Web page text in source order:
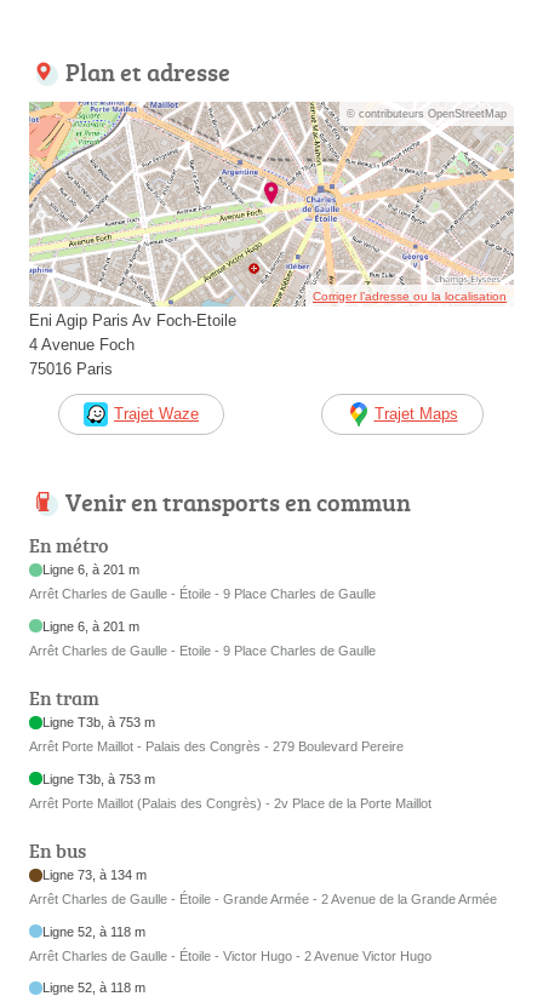
Plan et adresse
© contributeurs OpenStreetMap
Corriger l’adresse ou la localisation
Eni Agip Paris Av Foch-Etoile
4 Avenue Foch
75016 Paris
Trajet Waze Trajet Maps
Venir en transports en commun
En métro
Ligne 6, à 201 m
Arrêt Charles de Gaulle - Étoile - 9 Place Charles de Gaulle
Ligne 6, à 201 m
Arrêt Charles de Gaulle - Etoile - 9 Place Charles de Gaulle
En tram
Ligne T3b, à 753 m
Arrêt Porte Maillot - Palais des Congrès - 279 Boulevard Pereire
Ligne T3b, à 753 m
Arrêt Porte Maillot (Palais des Congrès) - 2v Place de la Porte Maillot
En bus
Ligne 73, à 134 m
Arrêt Charles de Gaulle - Étoile - Grande Armée - 2 Avenue de la Grande Armée
Ligne 52, à 118 m
Arrêt Charles de Gaulle - Étoile - Victor Hugo - 2 Avenue Victor Hugo
Ligne 52, à 118 m